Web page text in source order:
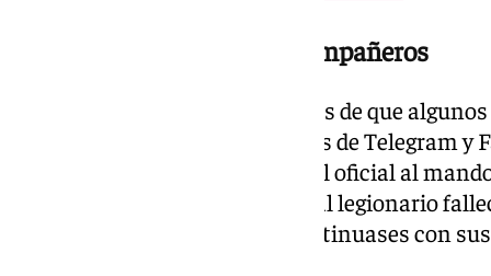
Las declaraciones de sus compañeros
La investigación se abre después de que
denunciasen a través de canales de Telegram y
durante los ejercicios «sin que el oficial al
cuentan, el responsable le dijo al legionario
conozco yo» y le ordenó que continuases con